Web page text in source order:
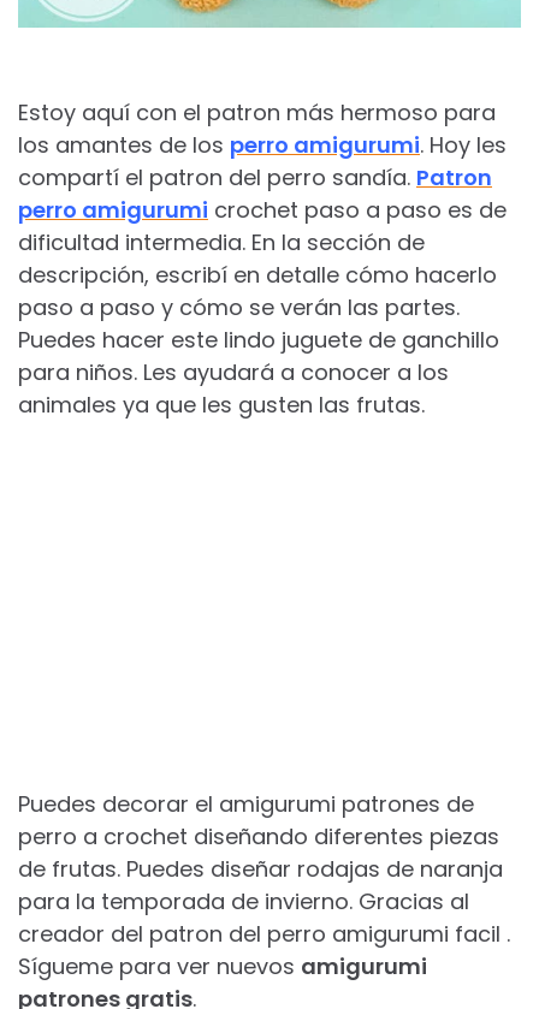
Estoy aquí con el patron más hermoso para
los amantes de los perro amigurumi. Hoy les
compartí el patron del perro sandía. Patron
perro amigurumi crochet paso a paso es de
dificultad intermedia. En la sección de
descripción, escribí en detalle cómo hacerlo
paso a paso y cómo se verán las partes.
Puedes hacer este lindo juguete de ganchillo
para niños. Les ayudará a conocer a los
animales ya que les gusten las frutas.
Puedes decorar el amigurumi patrones de
perro a crochet diseñando diferentes piezas
de frutas. Puedes diseñar rodajas de naranja
para la temporada de invierno. Gracias al
creador del patron del perro amigurumi facil .
Sígueme para ver nuevos amigurumi
patrones gratis.